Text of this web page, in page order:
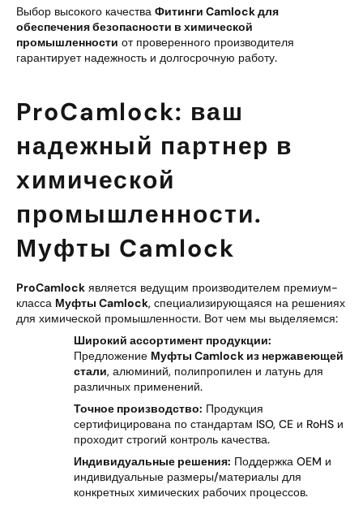
Выбор высокого качества Фитинги Camlock для
обеспечения безопасности в химической
промышленности от проверенного производителя
гарантирует надежность и долгосрочную работу.
ProCamlock: ваш
надежный партнер в
химической
промышленности.
Муфты Camlock
ProCamlock является ведущим производителем премиум-
класса Муфты Camlock, специализирующаяся на решениях
для химической промышленности. Вот чем мы выделяемся:
Широкий ассортимент продукции:
Предложение Муфты Camlock из нержавеющей
стали, алюминий, полипропилен и латунь для
различных применений.
Точное производство: Продукция
сертифицирована по стандартам ISO, CE и RoHS и
проходит строгий контроль качества.
Индивидуальные решения: Поддержка OEM и
индивидуальные размеры/материалы для
конкретных химических рабочих процессов.